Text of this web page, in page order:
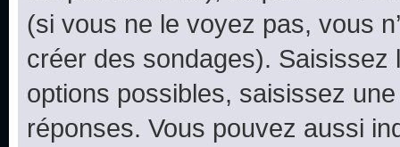
(si vous ne le voyez pas, vous
créer des sondages).
options possibles, saisissez
réponses. Vous pouvez aussi